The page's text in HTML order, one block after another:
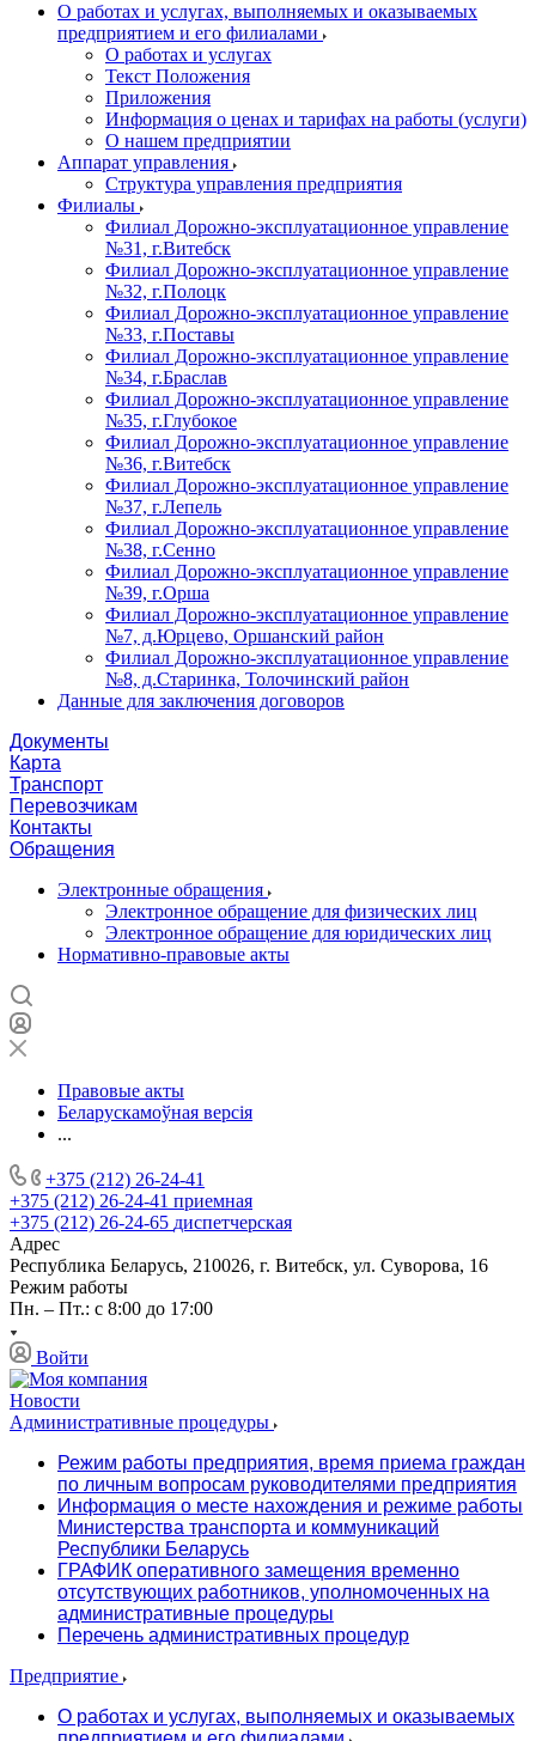
О работах и услугах, выполняемых и оказываемых
предприятием и его филиалами
О работах и услугах
Текст Положения
Приложения
Информация о ценах и тарифах на работы (услуги)
О нашем предприятии
Аппарат управления
Структура управления предприятия
Филиалы
Филиал Дорожно-эксплуатационное управление
№31, г.Витебск
Филиал Дорожно-эксплуатационное управление
№32, г.Полоцк
Филиал Дорожно-эксплуатационное управление
№33, г.Поставы
Филиал Дорожно-эксплуатационное управление
№34, г.Браслав
Филиал Дорожно-эксплуатационное управление
№35, г.Глубокое
Филиал Дорожно-эксплуатационное управление
№36, г.Витебск
Филиал Дорожно-эксплуатационное управление
№37, г.Лепель
Филиал Дорожно-эксплуатационное управление
№38, г.Сенно
Филиал Дорожно-эксплуатационное управление
№39, г.Орша
Филиал Дорожно-эксплуатационное управление
№7, д.Юрцево, Оршанский район
Филиал Дорожно-эксплуатационное управление
№8, д.Старинка, Толочинский район
Данные для заключения договоров
Документы
Карта
Транспорт
Перевозчикам
Контакты
Обращения
Электронные обращения
Электронное обращение для физических лиц
Электронное обращение для юридических лиц
Нормативно-правовые акты
Правовые акты
Беларускамоўная версія
...
+375 (212) 26-24-41
+375 (212) 26-24-41 приемная
+375 (212) 26-24-65 диспетчерская
Адрес
Республика Беларусь, 210026, г. Витебск, ул. Суворова, 16
Режим работы
Пн. – Пт.: с 8:00 до 17:00
Войти
Новости
Административные процедуры
Режим работы предприятия, время приема граждан
по личным вопросам руководителями предприятия
Информация о месте нахождения и режиме работы
Министерства транспорта и коммуникаций
Республики Беларусь
ГРАФИК оперативного замещения временно
отсутствующих работников, уполномоченных на
административные процедуры
Перечень административных процедур
Предприятие
О работах и услугах, выполняемых и оказываемых